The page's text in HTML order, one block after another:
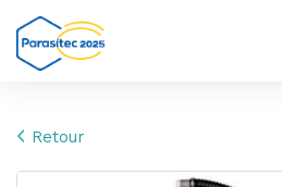
Retour